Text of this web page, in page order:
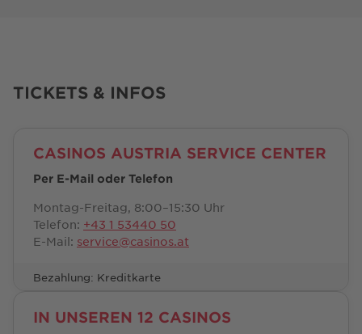
TICKETS & INFOS
CASINOS AUSTRIA SERVICE CENTER
Per E-Mail oder Telefon
Montag-Freitag, 8:00–15:30 Uhr
Telefon: +43 1 53440 50
E-Mail: service@casinos.at
Bezahlung: Kreditkarte
IN UNSEREN 12 CASINOS